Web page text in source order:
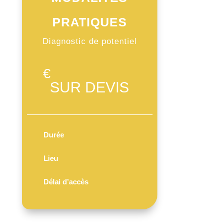
PRATIQUES
Diagnostic de potentiel
€
SUR DEVIS
Durée
Lieu
Délai d’accès